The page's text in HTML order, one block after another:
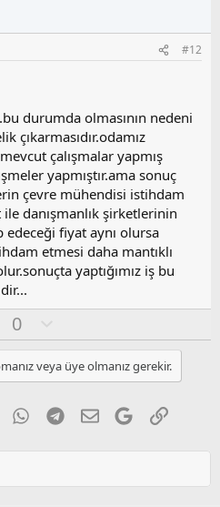
s
u
y
l
a
#12
durumda olmasının nedeni
çıkarmasıdır.odamız
çalışmalar yapmış
yapmıştır.ama sonuç
çevre mühendisi istihdam
danışmanlık şirketlerinin
edeceği fiyat aynı olursa
etmesi daha mantıklı
yaptığımız iş bu
0
l
u
m
u
z
o
l
veya üye olmanız gerekir.
WhatsApp
Telegram
E-postaGoogleLink